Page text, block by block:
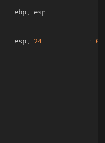
ebp, esp
esp
, 24 ;